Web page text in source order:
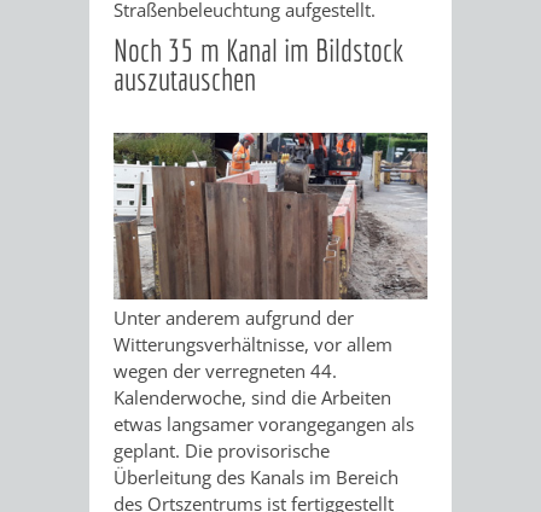
VON
WEINHEIMER
KATALOG
&
PRAKTIKA
LEIHVERKEHR
DER
BIBLIOTHEK
SERVICE
FÜR
LEHRER/INNEN
&
ERZIEHER/INNEN
FÊTE
DE
LA
MUSIQUE
KULTUREINRICHTUNGEN
THEATERMUSEUM
VERANSTALTUNGEN
KINDER
GRÜNE
MEILEN
Straßenbeleuchtung aufgestellt.
Noch 35 m Kanal im Bildstock
auszutauschen
Unter anderem aufgrund der
Witterungsverhältnisse, vor allem
wegen der verregneten 44.
Kalenderwoche, sind die Arbeiten
etwas langsamer vorangegangen als
geplant. Die provisorische
Überleitung des Kanals im Bereich
des Ortszentrums ist fertiggestellt